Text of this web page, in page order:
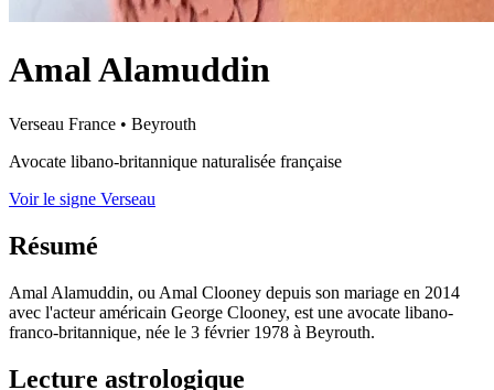
Amal Alamuddin
Verseau France • Beyrouth
Avocate libano-britannique naturalisée française
Voir le signe Verseau
Résumé
Amal Alamuddin, ou Amal Clooney depuis son mariage en 2014
avec l'acteur américain George Clooney, est une avocate libano-
franco-britannique, née le 3 février 1978 à Beyrouth.
Lecture astrologique